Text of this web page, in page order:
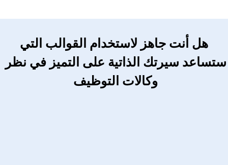
هل أنت جاهز لاستخدام القوالب التي
ستساعد سيرتك الذاتية على التميز في نظر
وكالات التوظيف